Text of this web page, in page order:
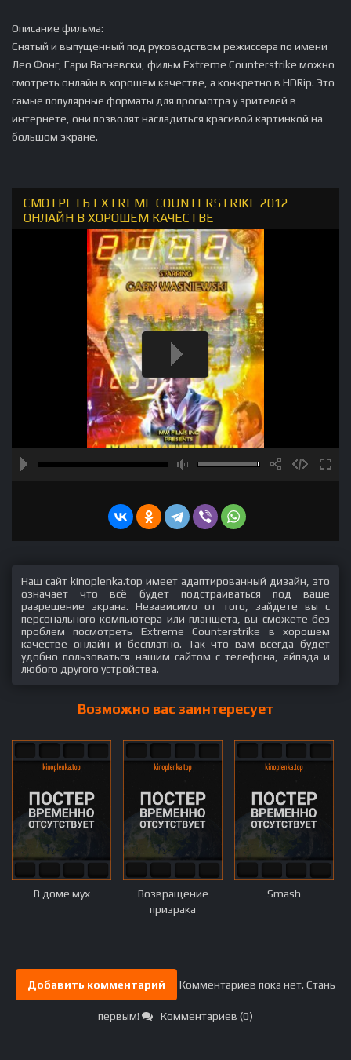
Описание фильма:
Снятый и выпущенный под руководством режиссера по имени
Лео Фонг, Гари Васневски, фильм Extreme Counterstrike можно
смотреть онлайн в хорошем качестве, а конкретно в HDRip. Это
самые популярные форматы для просмотра у зрителей в
интернете, они позволят насладиться красивой картинкой на
большом экране.
СМОТРЕТЬ EXTREME COUNTERSTRIKE 2012
ОНЛАЙН В ХОРОШЕМ КАЧЕСТВЕ
Наш сайт kinoplenka.top имеет адаптированный дизайн, это
означает что всё будет подстраиваться под ваше
разрешение экрана. Независимо от того, зайдете вы с
персонального компьютера или планшета, вы сможете без
проблем посмотреть Extreme Counterstrike в хорошем
качестве онлайн и бесплатно. Так что вам всегда будет
удобно пользоваться нашим сайтом с телефона, айпада и
любого другого устройства.
Возможно вас заинтересует
В доме мух
Возвращение
призрака
Smash
Добавить комментарий Комментариев пока нет. Стань
первым! Комментариев (0)